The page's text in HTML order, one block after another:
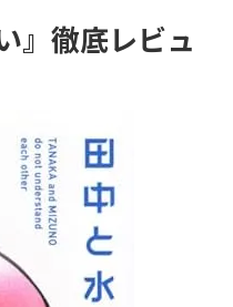
』徹底レビュ